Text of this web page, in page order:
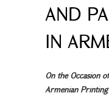
AND
IN
On the Occasion
Armenian Printing